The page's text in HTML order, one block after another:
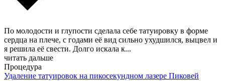
По молодости и глупости сделала себе татуировку в форме
сердца на плече, с годами её вид сильно ухудшился, выцвел и
я решила её свести. Долго искала к...
читать дальше
Процедура
Удаление татуировок на пикосекундном лазере Пиковей